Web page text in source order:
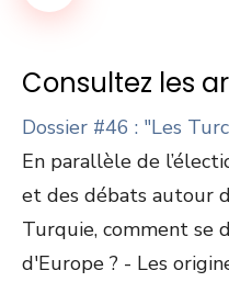
Consultez les
Dossier #46 : "Les
En parallèle de
et des débats autour
Turquie, comment se
d'Europe ? - Les